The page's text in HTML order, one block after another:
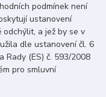
podmínek není
ustanovení
a jež by se v
dle ustanovení čl. 6
Rady (ES) č. 593/2008
pro smluvní